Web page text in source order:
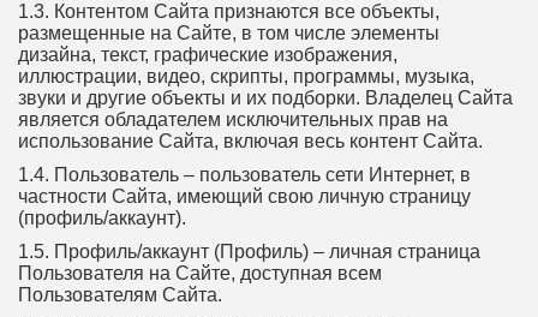
1.3. Контентом Сайта признаются все объекты,
размещенные на Сайте, в том числе элементы
дизайна, текст, графические изображения,
иллюстрации, видео, скрипты, программы, музыка,
звуки и другие объекты и их подборки. Владелец Сайта
является обладателем исключительных прав на
использование Сайта, включая весь контент Сайта.
1.4. Пользователь – пользователь сети Интернет, в
частности Сайта, имеющий свою личную страницу
(профиль/аккаунт).
1.5. Профиль/аккаунт (Профиль) – личная страница
Пользователя на Сайте, доступная всем
Пользователям Сайта.